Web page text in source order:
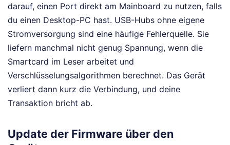
darauf, einen Port direkt am Mainboard zu nutzen, falls
du einen Desktop-PC hast. USB-Hubs ohne eigene
Stromversorgung sind eine häufige Fehlerquelle. Sie
liefern manchmal nicht genug Spannung, wenn die
Smartcard im Leser arbeitet und
Verschlüsselungsalgorithmen berechnet. Das Gerät
verliert dann kurz die Verbindung, und deine
Transaktion bricht ab.
Update der Firmware über den